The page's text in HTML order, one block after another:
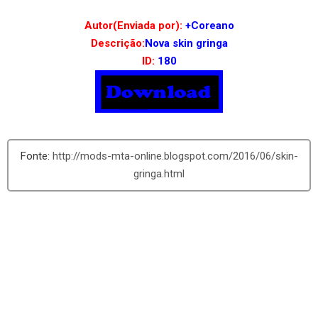
Autor(Enviada por): +Coreano
Descrição:Nova skin gringa
ID: 180
http://mods-mta-online.blogspot.com/2016/06/skin-
gringa.html